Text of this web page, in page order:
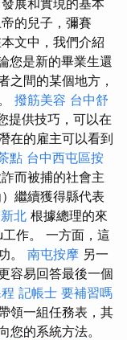
展和實現的基本
的兒子，彌賽
文中，我們介紹
您是新的畢業生還
之間的某個地方，
撥筋美容 台中舒
提供技巧，可以在
在的雇主可以看到
點 台中西屯區按
而被捕的社會主
繼續獲得縣代表
北 根據總理的來
作。 一方面，這
。 南屯按摩 另一
容易回答最後一個
記帳士 要補習嗎
領一組任務表，其
您的系統方法。